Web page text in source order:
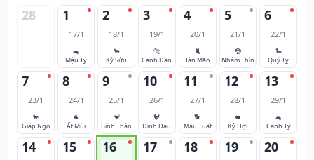
28 1
17/1
🐀
Mậu Tý
2
18/1
🐂
Kỷ Sửu
3
19/1
🐅
Canh Dần
4
20/1
🐈
Tân Mão
5
21/1
🐉
Nhâm Thìn
6
22/1
🐍
Quý Tỵ
7
23/1
🐎
Giáp Ngọ
8
24/1
🐐
Ất Mùi
9
25/1
🐒
Bính Thân
10
26/1
🐓
Đinh Dậu
11
27/1
🐕
Mậu Tuất
12
28/1
🐖
Kỷ Hợi
13
29/1
🐀
Canh Tý
14 15 16 17 18 19 20